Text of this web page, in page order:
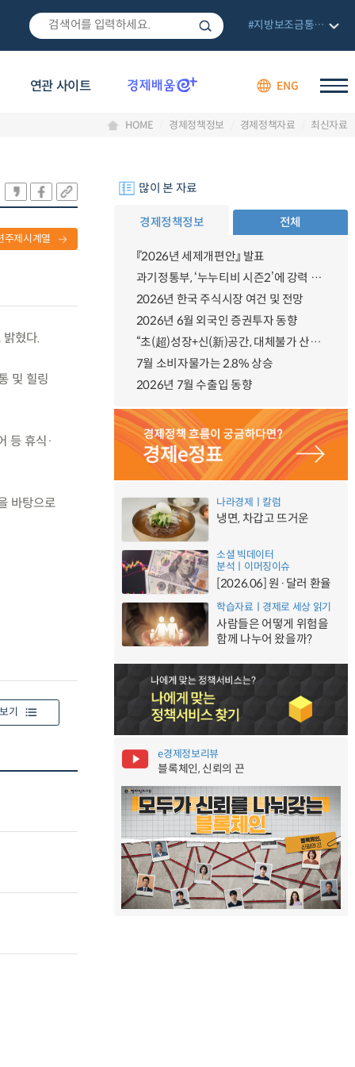
연관 사이트 ENG
#지방보조금통합관리망
HOME 경제정책정보 경제정책자료 최신자료
주제시계열
혔다.
및 힐링
등 휴식·
바탕으로
기
많이 본 자료
경제정책정보 전체
『2026년 세제개편안』 발표
과기정통부, ‘누누티비 시즌2’에 강력 대응 의지 밝혀
2026년 한국 주식시장 여건 및 전망
2026년 6월 외국인 증권투자 동향
“초(超)성장+신(新)공간, 대체불가 산업강국”
7월 소비자물가는 2.8% 상승
2026년 7월 수출입 동향
나라경제ㅣ칼럼
냉면, 차갑고 뜨거운
소셜 빅데이터
분석ㅣ이머징이슈
[2026.06] 원·달러 환율
학습자료ㅣ경제로 세상 읽기
사람들은 어떻게 위험을
함께 나누어 왔을까?
e경제정보리뷰
블록체인, 신뢰의 끈